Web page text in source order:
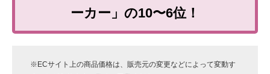
ーカー」の10〜6位！
※ECサイト上の商品価格は、販売元の変更などによって変動す